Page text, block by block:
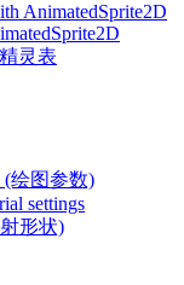
AnimatedSprite2D
灵表
(绘图参数)
settings
射形状)